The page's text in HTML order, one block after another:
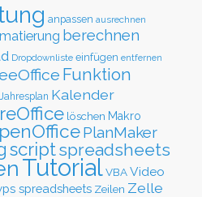
anpassen ausrechnen
berechnen
Dropdownliste einfügen entfernen
Funktion
Jahresplan Kalender
löschen Makro
PlanMaker
scriptspreadsheets
TutorialVBAVideo
spreadsheets Zeilen Zelle